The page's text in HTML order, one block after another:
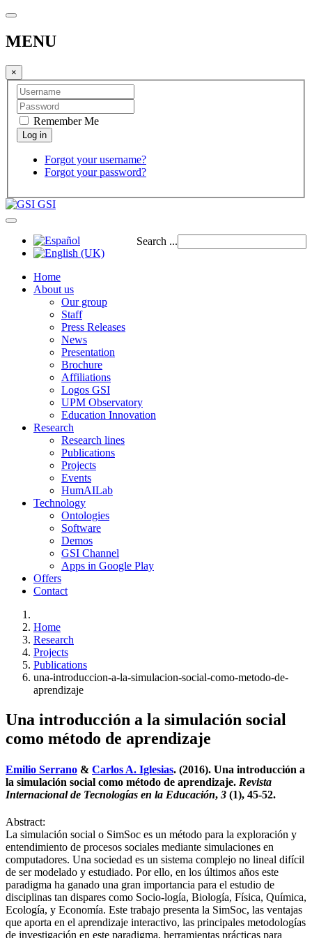
MENU
×
Remember Me
Forgot your username?
Forgot your password?
GSI
Search ...
Home
About us
Our group
Staff
Press Releases
News
Presentation
Brochure
Affiliations
Logos GSI
UPM Observatory
Education Innovation
Research
Research lines
Publications
Projects
Events
HumAILab
Technology
Ontologies
Software
Demos
GSI Channel
Apps in Google Play
Offers
Contact
Home
Research
Projects
Publications
una-introduccion-a-la-simulacion-social-como-metodo-de-
aprendizaje
Una introducción a la simulación social
como método de aprendizaje
Emilio Serrano & Carlos A. Iglesias. (2016). Una introducción a
la simulación social como método de aprendizaje. Revista
Internacional de Tecnologías en la Educación, 3 (1), 45-52.
Abstract:
La simulación social o SimSoc es un método para la exploración y
entendimiento de procesos sociales mediante simulaciones en
computadores. Una sociedad es un sistema complejo no lineal difícil
de ser modelado y estudiado. Por ello, en los últimos años este
paradigma ha ganado una gran importancia para el estudio de
disciplinas tan dispares como Socio-logía, Biología, Física, Química,
Ecología, y Economía. Este trabajo presenta la SimSoc, las ventajas
que aporta en el aprendizaje interactivo, las principales metodologías
de investigación en este paradigma, herramientas prácticas para